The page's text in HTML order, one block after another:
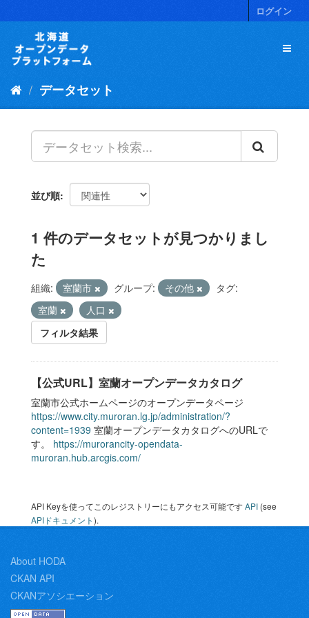
キ
ログイン
データセット
並び順
1 件のデータセットが見つかりまし
た
組織: 室蘭市 グループ: その他
タグ:
室蘭
人口
フィルタ結果
【公式URL】室蘭オープンデータカタログ
室蘭市公式ホームページのオープンデータページ
https://www.city.muroran.lg.jp/administration/?
content=1939 室蘭オープンデータカタログへのURLで
す。 https://murorancity-opendata-
muroran.hub.arcgis.com/
API Keyを使ってこのレジストリーにもアクセス可能ですAPI (see
APIドキュメント).
About HODA
CKAN API
CKANアソシエーション